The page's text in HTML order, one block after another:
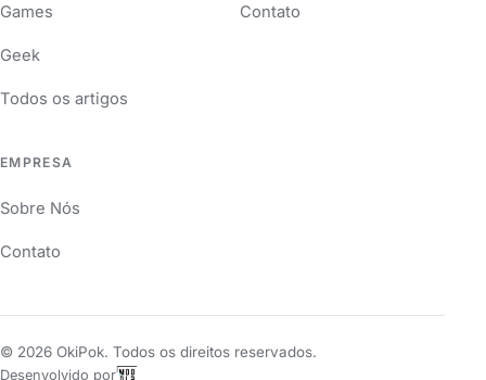
Games
Geek
Todos os artigos
Contato
EMPRESA
Sobre Nós
Contato
© 2026 OkiPok. Todos os direitos reservados.
Desenvolvido por